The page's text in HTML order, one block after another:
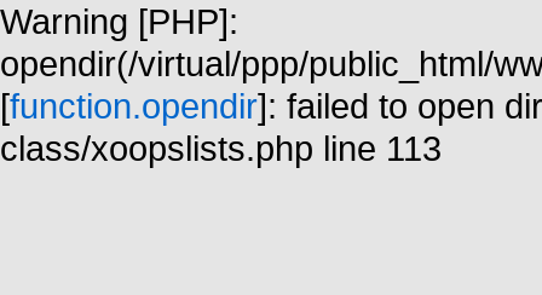
Warning [PHP]:
opendir(/virtual/ppp/public_html/
[function.opendir]: failed to open
class/xoopslists.php line 113